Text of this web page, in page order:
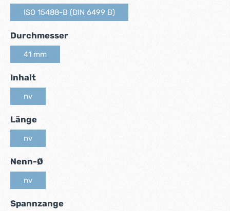
ISO 15488-B (DIN 6499 B)
(Diese Option ist zurzeit nicht verfügbar.)
Durchmesserauswählen
41 mm
Inhaltauswählen
nv
Längeauswählen
nv
Nenn-Ø
nv
Spannzangeauswählen